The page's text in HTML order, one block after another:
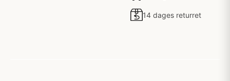
14 dages returret